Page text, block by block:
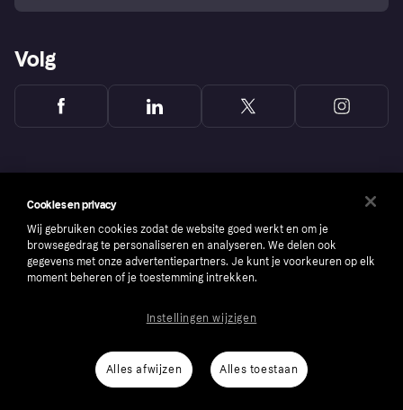
Volg
number: 556737-0431
Cookies Klarna.com
Cookies en privacy
Wij gebruiken cookies zodat de website goed werkt en om je
browsegedrag te personaliseren en analyseren. We delen ook
gegevens met onze advertentiepartners. Je kunt je voorkeuren op elk
moment beheren of je toestemming intrekken.
Alles afwijzen Alles toestaan
Instellingen wijzigen